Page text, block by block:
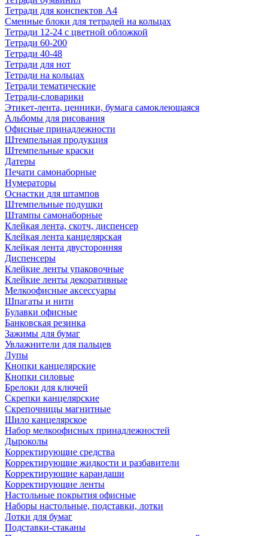
Тетради для конспектов А4
Сменные блоки для тетрадей на кольцах
Тетради 12-24 с цветной обложкой
Тетради 60-200
Тетради 40-48
Тетради для нот
Тетради на кольцах
Тетради тематические
Тетради-словарики
Этикет-лента, ценники, бумага самоклеющаяся
Альбомы для рисования
Офисные принадлежности
Штемпельная продукция
Штемпельные краски
Датеры
Печати самонаборные
Нумераторы
Оснастки для штампов
Штемпельные подушки
Штампы самонаборные
Клейкая лента, скотч, диспенсер
Клейкая лента канцелярская
Клейкая лента двусторонняя
Диспенсеры
Клейкие ленты упаковочные
Клейкие ленты декоративные
Мелкоофисные аксессуары
Шпагаты и нити
Булавки офисные
Банковская резинка
Зажимы для бумаг
Увлажнители для пальцев
Лупы
Кнопки канцелярские
Кнопки силовые
Брелоки для ключей
Скрепки канцелярские
Скрепочницы магнитные
Шило канцелярское
Набор мелкоофисных принадлежностей
Дыроколы
Корректирующие средства
Корректирующие жидкости и разбавители
Корректирующие карандаши
Корректирующие ленты
Настольные покрытия офисные
Наборы настольные, подставки, лотки
Лотки для бумаг
Подставки-стаканы